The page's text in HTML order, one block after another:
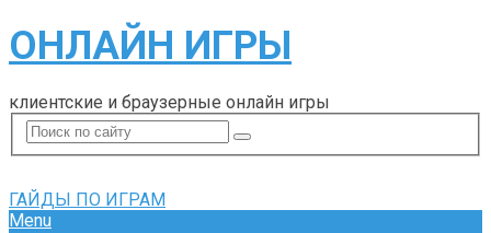
ОНЛАЙН ИГРЫ
клиентские и браузерные онлайн игры
ГАЙДЫ ПО ИГРАМ
Menu